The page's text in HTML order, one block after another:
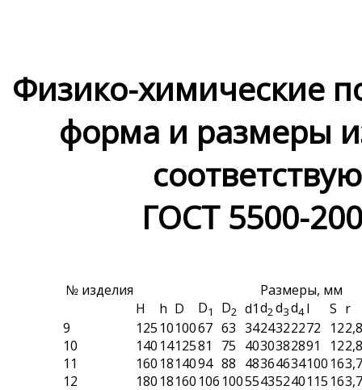
Физико-химические
форма и размеры
ГОСТ 5500-
№ изделия
Размеры, мм
H
h D D1 D2 d1d2d3d4l S r
9
125 1010067 63 3424322272 122,8
10
140 1412581 75 4030382891 122,8
11
160 1814094 88 48364634100 163,7
12
180 18160 106 10055435240115 163,7